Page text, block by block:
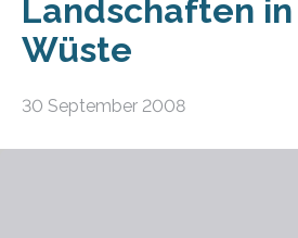
Landschaften
Wüste
30 September 2008